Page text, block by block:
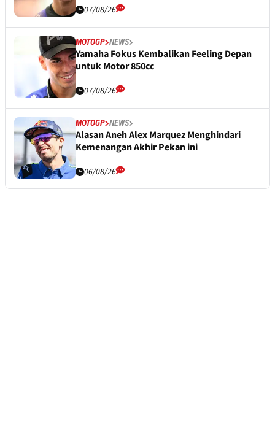
07/08/26
MOTOGP NEWS
Yamaha Fokus Kembalikan Feeling Depan
untuk Motor 850cc
07/08/26
MOTOGP NEWS
Alasan Aneh Alex Marquez Menghindari
Kemenangan Akhir Pekan ini
06/08/26